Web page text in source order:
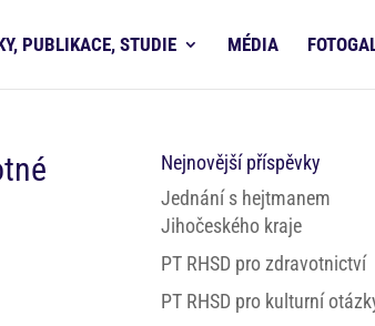
PUBLIKACE, STUDIE MÉDIA
Nejnovější příspěvky
Jednání s hejtmanem
Jihočeského kraje
PT RHSD pro zdravotnictví
PT RHSD pro kulturní